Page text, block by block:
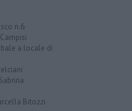
n.6
a locale di
Bitozzi